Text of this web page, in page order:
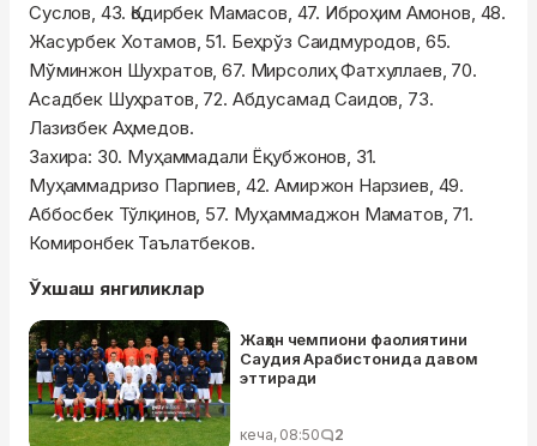
Суслов, 43. Қодирбек Мамасов, 47. Иброҳим Амонов, 48.
Жасурбек Хотамов, 51. Беҳрўз Саидмуродов, 65.
Мўминжон Шухратов, 67. Мирсолиҳ Фатхуллаев, 70.
Асадбек Шуҳратов, 72. Абдусамад Саидов, 73.
Лазизбек Аҳмедов.
Захира: 30. Муҳаммадали Ёқубжонов, 31.
Муҳаммадризо Парпиев, 42. Амиржон Нарзиев, 49.
Аббосбек Тўлқинов, 57. Муҳаммаджон Маматов, 71.
Комиронбек Таълатбеков.
Ўхшаш янгиликлар
Жаҳон чемпиони фаолиятини
Саудия Арабистонида давом
эттиради
кеча, 08:50 2